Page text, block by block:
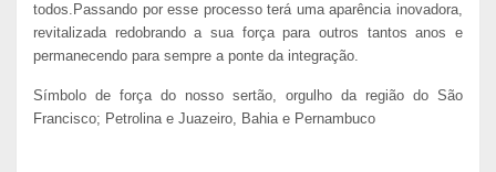
todos.Passando por esse processo terá uma aparência inovadora,
revitalizada redobrando a sua força para outros tantos anos e
permanecendo para sempre a ponte da integração.
Símbolo de força do nosso sertão, orgulho da região do São
Francisco; Petrolina e Juazeiro, Bahia e Pernambuco